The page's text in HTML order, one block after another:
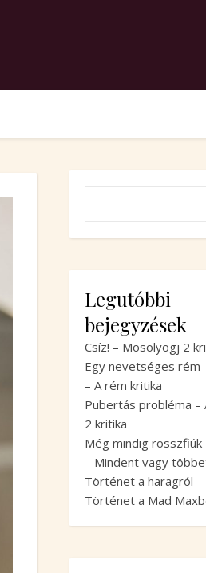
Legutóbbi
bejegyzések
Csíz! – Mosolyogj 2
Egy nevetséges rém
– A rém kritika
Pubertás probléma –
2 kritika
Még mindig rosszfiúk
– Mindent vagy
Történet a haragról –
Történet a Mad